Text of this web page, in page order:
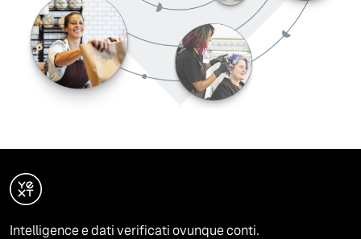
Intelligence e dati verificati ovunque conti.